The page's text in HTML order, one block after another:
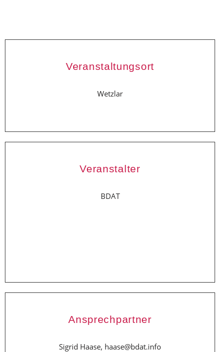
Veranstaltungsort
Wetzlar
Veranstalter
BDAT
Ansprechpartner
Sigrid Haase, haase@bdat.info